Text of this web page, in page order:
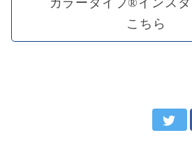
カラータイプ®インス
こちら